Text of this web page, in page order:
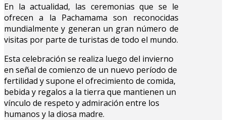
En la actualidad, las ceremonias que se le
ofrecen a la Pachamama son reconocidas
mundialmente y generan un gran número de
visitas por parte de turistas de todo el mundo.
Esta celebración se realiza luego del invierno
en señal de comienzo de un nuevo período de
fertilidad y supone el ofrecimiento de comida,
bebida y regalos a la tierra que mantienen un
vínculo de respeto y admiración entre los
humanos y la diosa madre.